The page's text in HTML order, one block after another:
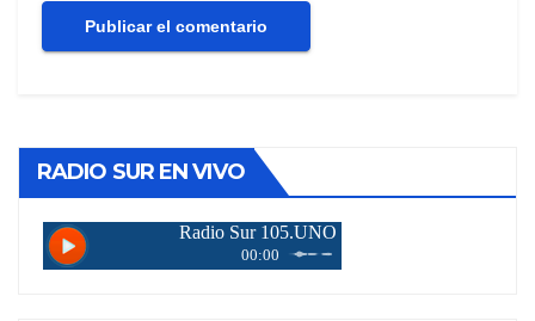
RADIO SUR EN VIVO